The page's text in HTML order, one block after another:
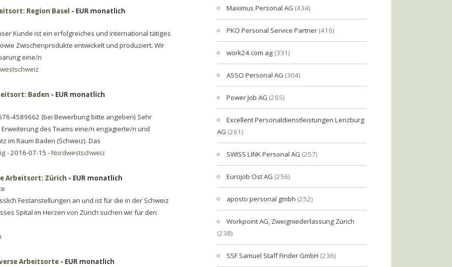
Region Basel - EUR monatlich
Kunde ist ein erfolgreiches und international tätiges
Zwischenprodukte entwickelt und produziert. Wir
eine/n
Baden - EUR monatlich
4589662 (bei Bewerbung bitte angeben) Sehr
des Teams eine/n engagierte/n und
im Raum Baden (Schweiz). Das
- 2016-07-15 -Nordwestschweiz
Arbeitsort: Zürich - EUR monatlich
Festanstellungen an und ist für die in der Schweiz
Spital im Herzen von Zürich suchen wir für den
Arbeitsorte - EUR monatlich
Maximus Personal AG (434)
PKO Personal Service Partner (416)
work24.com ag (331)
ASSO Personal AG (304)
Power Job AG (265)
Excellent Personaldienstleistungen Lenzburg
AG (261)
SWISS LINK Personal AG (257)
Eurojob Ost AG (256)
aposto personal gmbh (252)
Workpoint AG, Zweigniederlassung Zürich
(238)
SSF Samuel Staff Finder GmbH (236)